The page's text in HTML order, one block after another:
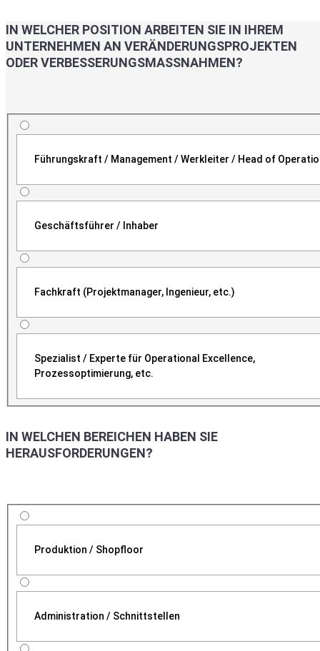
IN WELCHER POSITION ARBEITEN SIE IN IHREM
UNTERNEHMEN AN VERÄNDERUNGSPROJEKTEN
ODER VERBESSERUNGSMASSNAHMEN?
Führungskraft / Management / Werkleiter / Head of
Geschäftsführer / Inhaber
Fachkraft (Projektmanager, Ingenieur, etc.)
Spezialist / Experte für Operational Excellence,
Prozessoptimierung, etc.
IN WELCHEN BEREICHEN HABEN SIE
HERAUSFORDERUNGEN?
Produktion / Shopfloor
Administration / Schnittstellen